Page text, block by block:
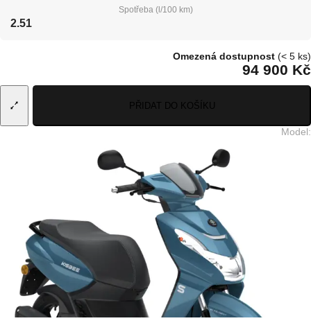
Spotřeba (l/100 km)
2.51
Omezená dostupnost (< 5 ks)
94 900 Kč
PŘIDAT DO KOŠÍKU
Model: